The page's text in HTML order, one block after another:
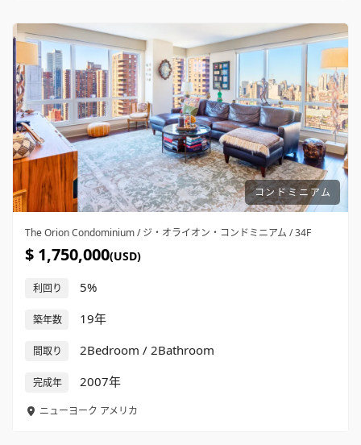
コンドミニアム
The Orion Condominium / ジ・オライオン・コンドミニアム / 34F
$ 1,750,000(USD)
利回り 5%
築年数 19年
間取り 2Bedroom / 2Bathroom
完成年 2007年
ニューヨーク アメリカ